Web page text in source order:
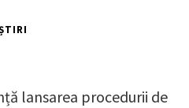
lansarea procedurii de